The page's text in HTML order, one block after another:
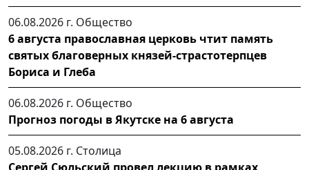
06.08.2026 г. Общество
6 августа православная церковь чтит память
святых благоверных князей-страстотерпцев
Бориса и Глеба
06.08.2026 г. Общество
Прогноз погоды в Якутске на 6 августа
05.08.2026 г. Столица